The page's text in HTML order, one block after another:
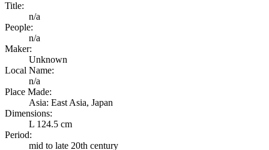
Title:
n/a
People:
n/a
Maker:
Unknown
Local Name:
n/a
Place Made:
Asia: East Asia, Japan
Dimensions:
L 124.5 cm
Period:
mid to late 20th century